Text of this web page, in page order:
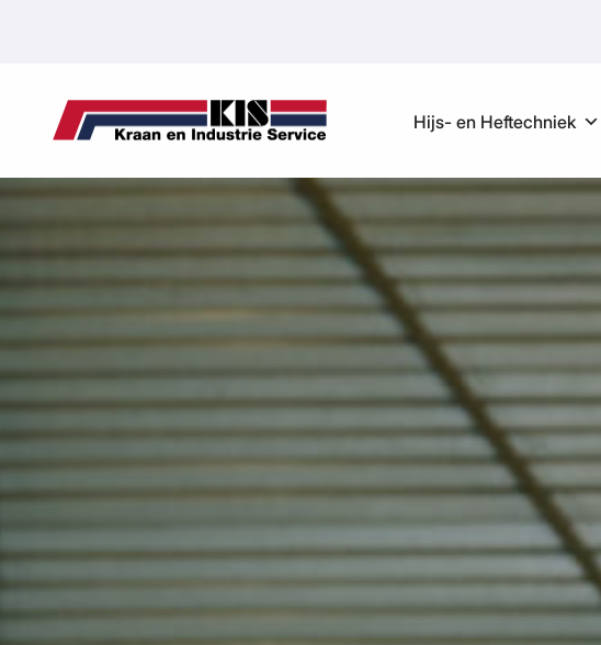
Hijs- en Heftechniek